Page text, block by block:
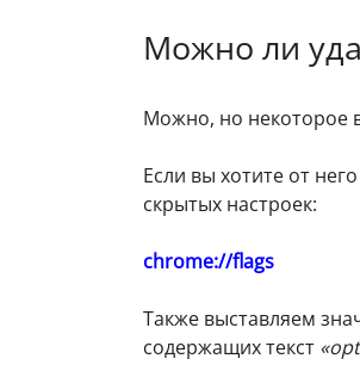
Можно ли
Можно, но некоторое
Если вы хотите от
скрытых настроек:
chrome://flags
Также выставляем
содержащих текст